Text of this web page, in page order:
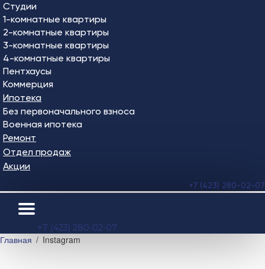
Студии
1-комнатные квартиры
2-комнатные квартиры
3-комнатные квартиры
4-комнатные квартиры
Пентхаусы
Коммерция
Ипотека
Без первоначального взноса
Военная ипотека
Ремонт
Отдел продаж
Акции
+7 (423) 280-02-07
+7 (423) 280-02-07
Главная Instagram